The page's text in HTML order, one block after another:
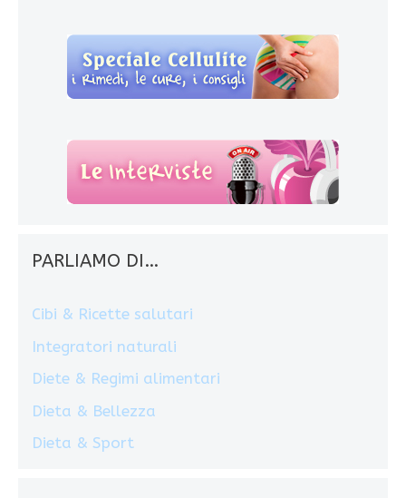
PARLIAMO DI…
Cibi & Ricette salutari
Integratori naturali
Diete & Regimi alimentari
Dieta & Bellezza
Dieta & Sport